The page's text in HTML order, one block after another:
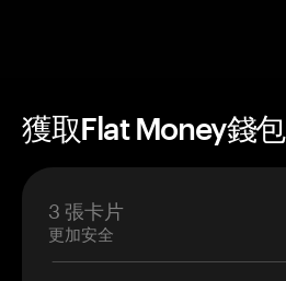
獲取Flat Money錢包
3 張卡片
更加安全